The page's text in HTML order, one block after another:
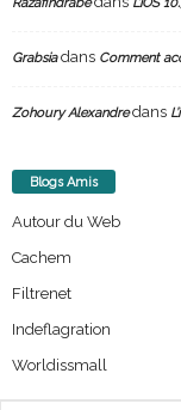
Grabsiadans Comment
Zohoury Alexandredans
Blogs Amis
Autour du Web
Cachem
Filtrenet
Indeflagration
Worldissmall